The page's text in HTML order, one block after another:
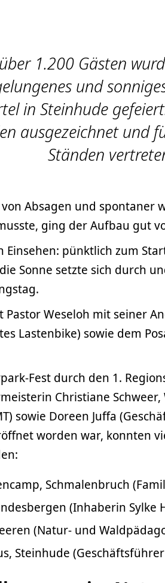
1.200 Gästen
und
in Steinhude
ausgezeichnet und
Ständen
Absagen und spontaner
ging der Aufbau gut
Einsehen: pünktlich zum
Sonne setzte sich durch
Pastor Weseloh mit seiner
Lastenbike) sowie dem
Fest durch den 1.
Christiane Schweer,
sowie Doreen Juffa
worden war, konnten
Schmalenbruch
(Inhaberin Sylke
(Natur- und
Steinhude